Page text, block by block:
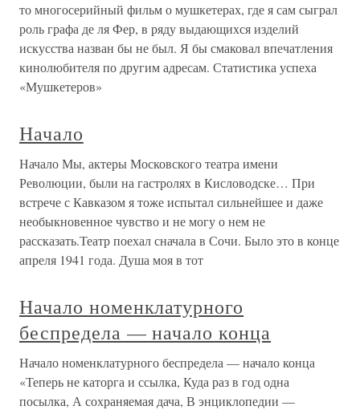
то многосерийный фильм о мушкетерах, где я сам сыграл
роль графа де ля Фер, в ряду выдающихся изделий
искусства назван бы не был. Я бы смаковал впечатления
кинолюбителя по другим адресам. Статистика успеха
«Мушкетеров»
Начало
Начало Мы, актеры Московского театра имени
Революции, были на гастролях в Кисловодске… При
встрече с Кавказом я тоже испытал сильнейшее и даже
необыкновенное чувство и не могу о нем не
рассказать.Театр поехал сначала в Сочи. Было это в конце
апреля 1941 года. Душа моя в тот
Начало номенклатурного
беспредела — начало конца
Начало номенклатурного беспредела — начало конца
«Теперь не каторга и ссылка, Куда раз в год одна
посылка, А сохраняемая дача, В энциклопедии —